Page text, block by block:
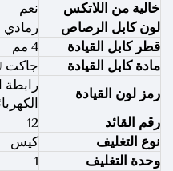
خالية من اللاتكس
نعم
لون كابل الرصاص
رمادي
قطر كابل القيادة
4 مم
مادة كابل القيادة
جاكت TPU
رمز لون القيادة
رابطة
رقم القائد
12
نوع التغليف
كيس
وحدة التغليف
1